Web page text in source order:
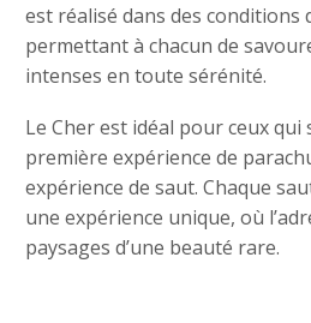
est réalisé dans des conditions
permettant à chacun de
intenses en toute sérénité.
Le Cher est idéal pour ceux
première expérience de
expérience de saut. Chaque
une expérience unique, où
paysages d’une beauté rare.